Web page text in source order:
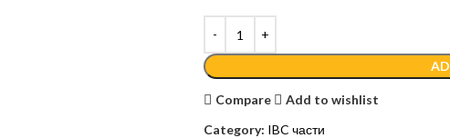
Compare
Add to wishlist
Category: IBC части